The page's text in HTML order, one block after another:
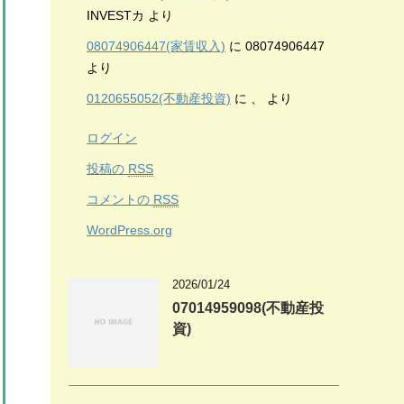
INVESTカ より
08074906447(家賃収入) に 08074906447
より
0120655052(不動産投資) に 、 より
ログイン
投稿の RSS
コメントの RSS
WordPress.org
2026/01/24
07014959098(不動産投
資)